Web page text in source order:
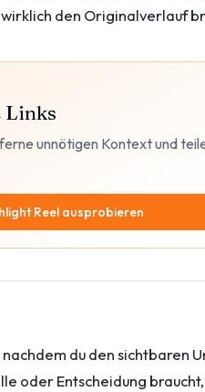
den Originalverlauf
Links
unnötigen Kontext und
Reel ausprobieren
du den sichtbaren
oder Entscheidung